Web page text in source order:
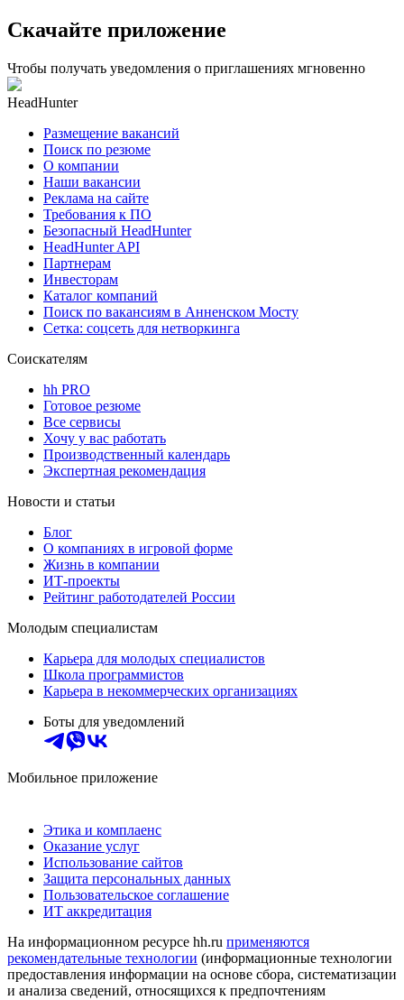
Скачайте приложение
Чтобы получать уведомления о приглашениях мгновенно
HeadHunter
Размещение вакансий
Поиск по резюме
О компании
Наши вакансии
Реклама на сайте
Требования к ПО
Безопасный HeadHunter
HeadHunter API
Партнерам
Инвесторам
Каталог компаний
Поиск по вакансиям в Анненском Мосту
Сетка: соцсеть для нетворкинга
Соискателям
hh PRO
Готовое резюме
Все сервисы
Хочу у вас работать
Производственный календарь
Экспертная рекомендация
Новости и статьи
Блог
О компаниях в игровой форме
Жизнь в компании
ИТ-проекты
Рейтинг работодателей России
Молодым специалистам
Карьера для молодых специалистов
Школа программистов
Карьера в некоммерческих организациях
Боты для уведомлений
Мобильное приложение
Этика и комплаенс
Оказание услуг
Использование сайтов
Защита персональных данных
Пользовательское соглашение
ИТ аккредитация
На информационном ресурсе hh.ru применяются
рекомендательные технологии (информационные технологии
предоставления информации на основе сбора, систематизации
и анализа сведений, относящихся к предпочтениям